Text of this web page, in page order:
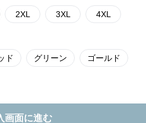
2XL 3XL 4XL
ド グリーン ゴールド
画面に進む